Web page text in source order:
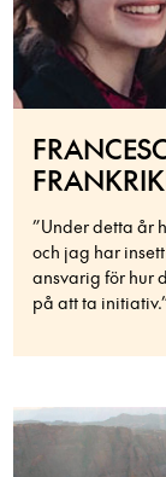
”Under detta år
och jag har
ansvarig för hur
på att ta